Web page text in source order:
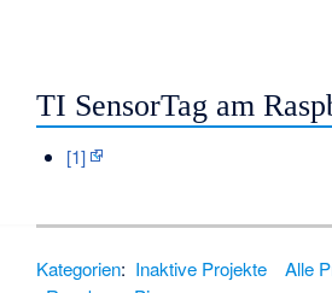
TI SensorTag am
[1]
Kategorien: Inaktive Projekte
Alle